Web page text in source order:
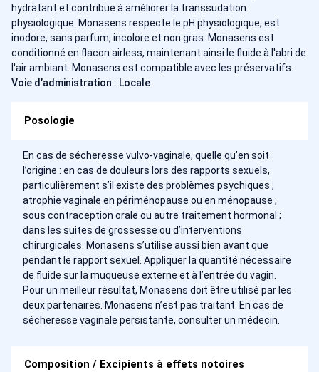
hydratant et contribue à améliorer la transsudation
physiologique. Monasens respecte le pH physiologique, est
inodore, sans parfum, incolore et non gras. Monasens est
conditionné en flacon airless, maintenant ainsi le fluide à l'abri de
l'air ambiant. Monasens est compatible avec les préservatifs.
Voie d’administration : Locale
Posologie
En cas de sécheresse vulvo-vaginale, quelle qu’en soit
l’origine : en cas de douleurs lors des rapports sexuels,
particulièrement s’il existe des problèmes psychiques ;
atrophie vaginale en périménopause ou en ménopause ;
sous contraception orale ou autre traitement hormonal ;
dans les suites de grossesse ou d’interventions
chirurgicales. Monasens s’utilise aussi bien avant que
pendant le rapport sexuel. Appliquer la quantité nécessaire
de fluide sur la muqueuse externe et à l’entrée du vagin.
Pour un meilleur résultat, Monasens doit être utilisé par les
deux partenaires. Monasens n’est pas traitant. En cas de
sécheresse vaginale persistante, consulter un médecin.
Composition / Excipients à effets notoires